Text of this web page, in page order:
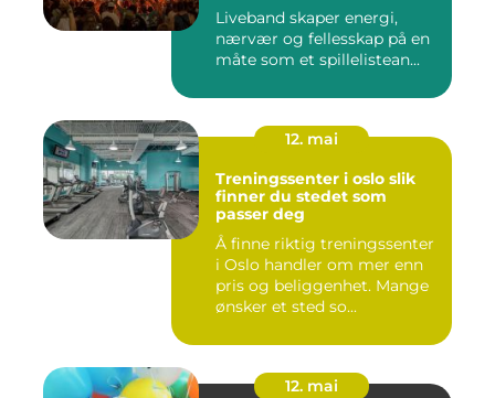
Liveband skaper energi,
nærvær og fellesskap på en
måte som et spillelistean...
12. mai
Treningssenter i oslo slik
finner du stedet som
passer deg
Å finne riktig treningssenter
i Oslo handler om mer enn
pris og beliggenhet. Mange
ønsker et sted so...
12. mai